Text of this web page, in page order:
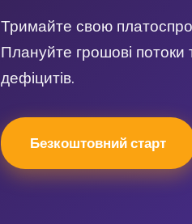
Тримайте свою
Плануйте грошові
дефіцитів.
Безкоштовний старт